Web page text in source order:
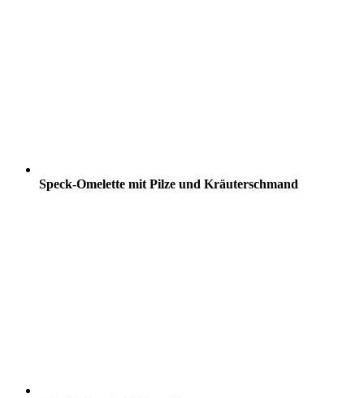
Speck-Omelette mit Pilze und Kräuterschmand